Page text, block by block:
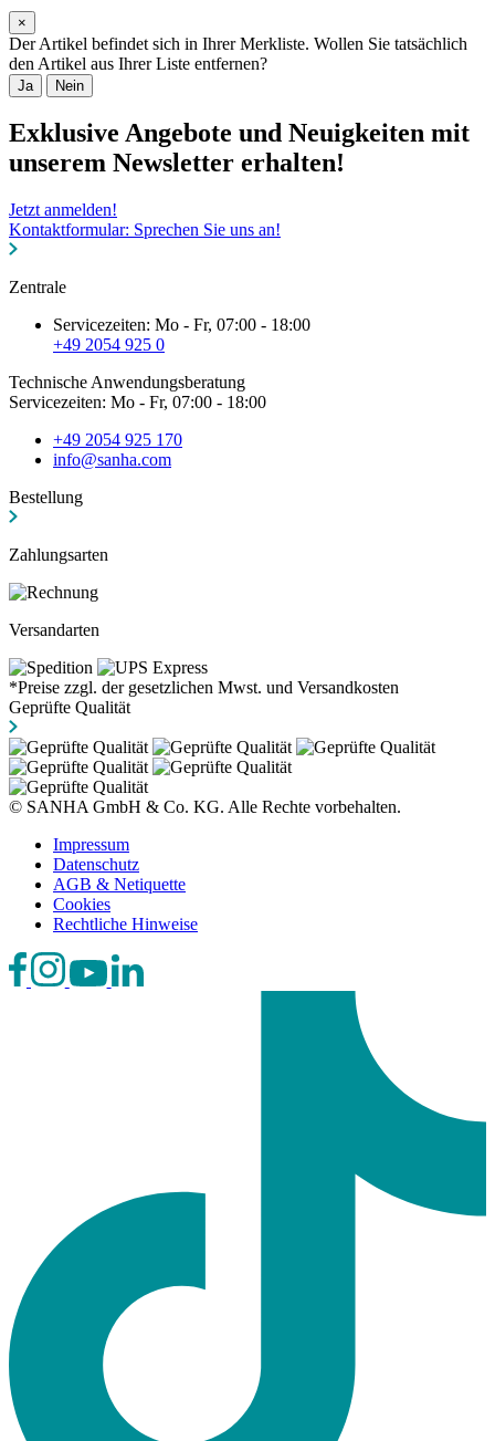
×
Der Artikel befindet sich in Ihrer Merkliste. Wollen Sie tatsächlich
den Artikel aus Ihrer Liste entfernen?
Ja Nein
Exklusive Angebote und Neuigkeiten mit
unserem Newsletter erhalten!
Jetzt anmelden!
Kontaktformular: Sprechen Sie uns an!
Zentrale
Servicezeiten: Mo - Fr, 07:00 - 18:00
+49 2054 925 0
Technische Anwendungsberatung
Servicezeiten: Mo - Fr, 07:00 - 18:00
+49 2054 925 170
info@sanha.com
Bestellung
Zahlungsarten
Versandarten
*Preise zzgl. der gesetzlichen Mwst. und Versandkosten
Geprüfte Qualität
© SANHA GmbH & Co. KG. Alle Rechte vorbehalten.
Impressum
Datenschutz
AGB & Netiquette
Cookies
Rechtliche Hinweise